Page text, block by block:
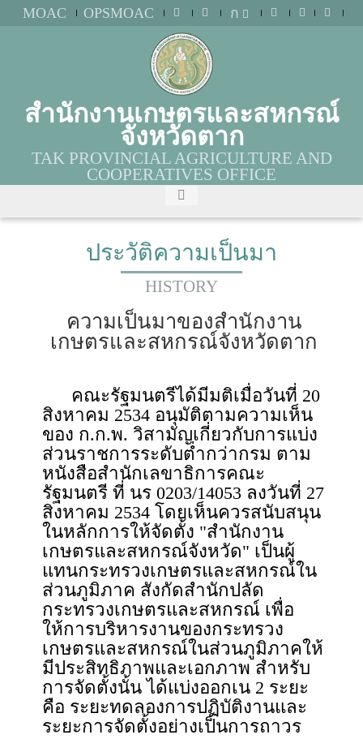
MOAC OPSMOAC ก
สำนักงานเกษตรและสหกรณ์
จังหวัดตาก
TAK PROVINCIAL AGRICULTURE AND
COOPERATIVES OFFICE
ประวัติความเป็นมา
HISTORY
ความเป็นมาของสำนักงาน
เกษตรและสหกรณ์จังหวัดตาก
คณะรัฐมนตรีได้มีมติเมื่อวันที่ 20
สิงหาคม 2534 อนุมัติตามความเห็น
ของ ก.ก.พ. วิสามัญเกี่ยวกับการแบ่ง
ส่วนราชการระดับต่ำกว่ากรม ตาม
หนังสือสำนักเลขาธิการคณะ
รัฐมนตรี ที่ นร 0203/14053 ลงวันที่ 27
สิงหาคม 2534 โดยเห็นควรสนับสนุน
ในหลักการให้จัดตั้ง "สำนักงาน
เกษตรและสหกรณ์จังหวัด" เป็นผู้
แทนกระทรวงเกษตรและสหกรณ์ใน
ส่วนภูมิภาค สังกัดสำนักปลัด
กระทรวงเกษตรและสหกรณ์ เพื่อ
ให้การบริหารงานของกระทรวง
เกษตรและสหกรณ์ในส่วนภูมิภาคให้
มีประสิทธิภาพและเอกภาพ สำหรับ
การจัดตั้งนั้น ได้แบ่งออกเน 2 ระยะ
คือ ระยะทดลองการปฏิบัติงานและ
ระยะการจัดตั้งอย่างเป็นการถาวร